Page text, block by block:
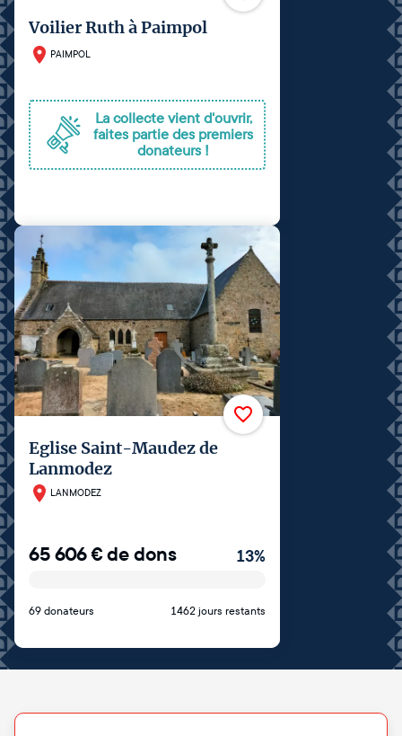
Voilier Ruth à Paimpol
PAIMPOL
La collecte vient d'ouvrir,
faites partie des premiers
donateurs !
Eglise Saint-Maudez de
Lanmodez
LANMODEZ
65 606€de dons 13%
69 donateurs 1462 jours restants